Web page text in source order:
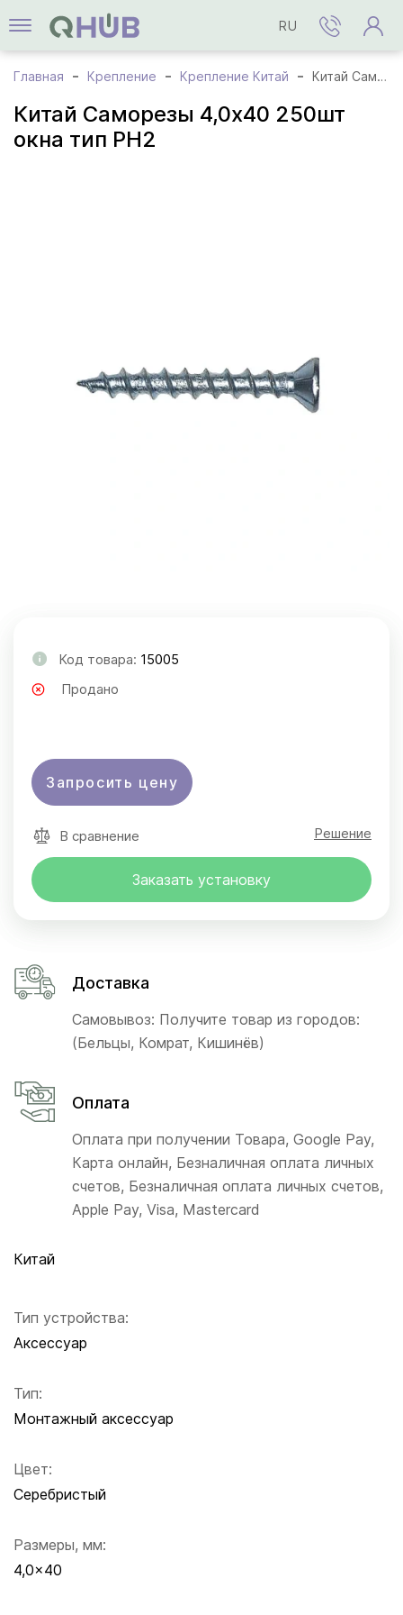
RU
Главная Крепление Крепление Китай Китай Саморезы 4,0x40 250шт окна тип PH2
Китай Саморезы 4,0x40 250шт
окна тип PH2
Китай
Тип устройства:
Аксессуар
Тип:
Монтажный аксессуар
Цвет:
Серебристый
Размеры, мм:
4,0x40
Код товара: 15005
Продано
Запросить цену
В сравнение Решение
Заказать установку
Доставка
Самовывоз: Получите товар из городов:
(Бельцы, Комрат, Кишинёв)
Оплата
Оплата при получении Товара, Google Pay,
Карта онлайн, Безналичная оплата личных
счетов, Безналичная оплата личных счетов,
Apple Pay, Visa, Mastercard